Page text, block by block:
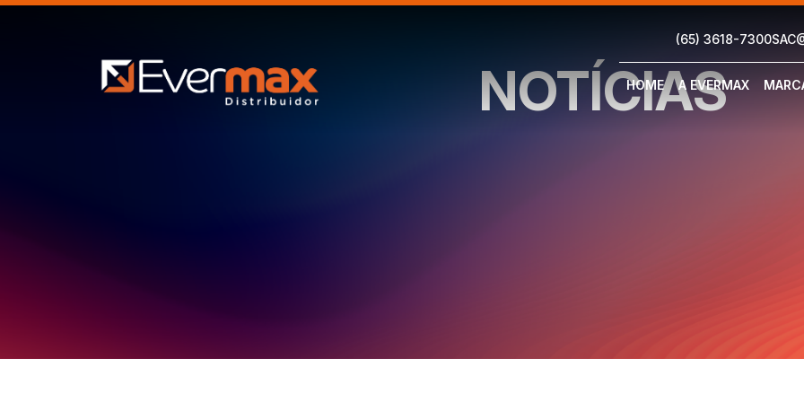
(65) 3618-7300
HOME A EVERMAX
NOTÍCIAS